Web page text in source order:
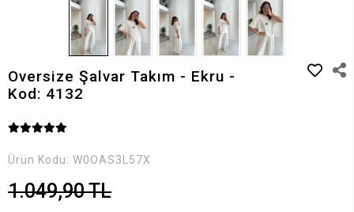
Oversize Şalvar Takım - Ekru -
Kod: 4132
Ürün Kodu: W0OAS3L57X
1.049,90 TL